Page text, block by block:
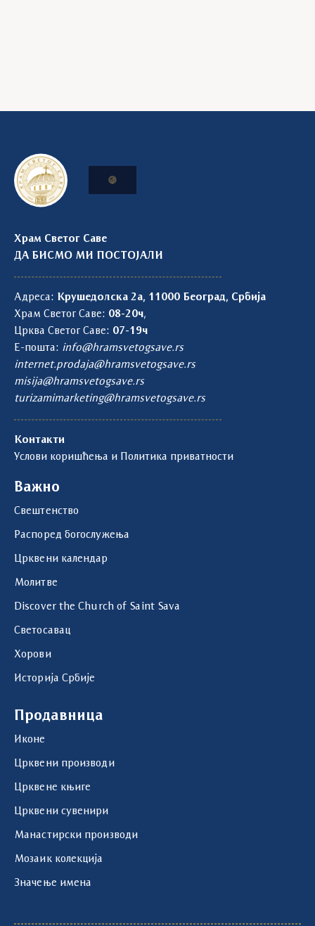
Храм Светог Саве
ДА БИСМО МИ ПОСТОЈАЛИ
Адреса: Крушедолска 2а, 11000 Београд, Србија
Храм Светог Саве: 08-20ч,
Црква Светог Саве: 07-19ч
Е-пошта: info@hramsvetogsave.rs
internet.prodaja@hramsvetogsave.rs
misija@hramsvetogsave.rs
turizamimarketing@hramsvetogsave.rs
Контакти
Услови коришћења и Политика приватности
Важно
Свештенство
Распоред богослужења
Црквени календар
Молитве
Discover the Church of Saint Sava
Светосавац
Хорови
Историја Србије
Продавница
Иконе
Црквени производи
Црквене књиге
Црквени сувенири
Манастирски производи
Мозаик колекција
Значење имена